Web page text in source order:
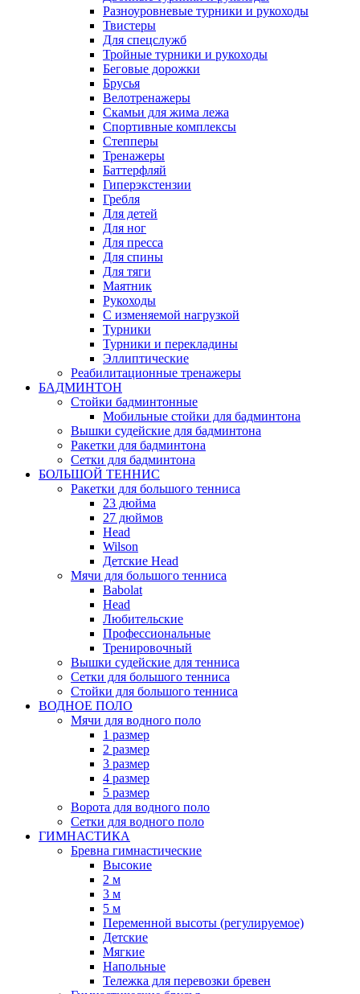
Разноуровневые турники и рукоходы
Твистеры
Для спецслужб
Тройные турники и рукоходы
Беговые дорожки
Брусья
Велотренажеры
Скамьи для жима лежа
Спортивные комплексы
Степперы
Тренажеры
Баттерфляй
Гиперэкстензии
Гребля
Для детей
Для ног
Для пресса
Для спины
Для тяги
Маятник
Рукоходы
С изменяемой нагрузкой
Турники
Турники и перекладины
Эллиптические
Реабилитационные тренажеры
БАДМИНТОН
Стойки бадминтонные
Мобильные стойки для бадминтона
Вышки судейские для бадминтона
Ракетки для бадминтона
Сетки для бадминтона
БОЛЬШОЙ ТЕННИС
Ракетки для большого тенниса
23 дюйма
27 дюймов
Head
Wilson
Детские Head
Мячи для большого тенниса
Babolat
Head
Любительские
Профессиональные
Тренировочный
Вышки судейские для тенниса
Сетки для большого тенниса
Стойки для большого тенниса
ВОДНОЕ ПОЛО
Мячи для водного поло
1 размер
2 размер
3 размер
4 размер
5 размер
Ворота для водного поло
Сетки для водного поло
ГИМНАСТИКА
Бревна гимнастические
Высокие
2 м
3 м
5 м
Переменной высоты (регулируемое)
Детские
Мягкие
Напольные
Тележка для перевозки бревен